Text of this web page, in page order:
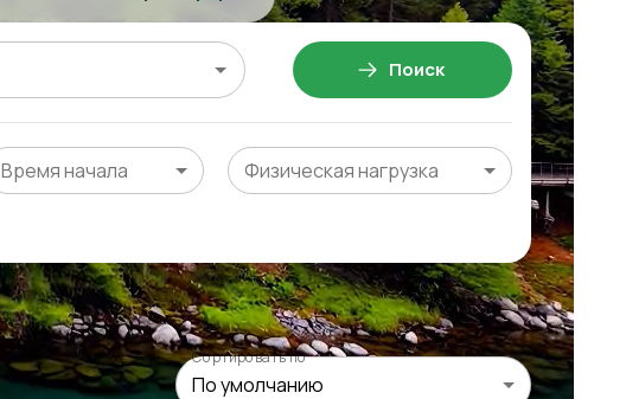
Время начала
Физическая нагрузка
Поиск
Сортировать по
По умолчанию